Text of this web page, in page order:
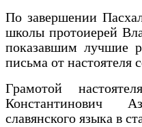
По завершении
школы протоиерей
показавшим лучшие
письма от настоятеля
Грамотой
Константинович
славянского языка в